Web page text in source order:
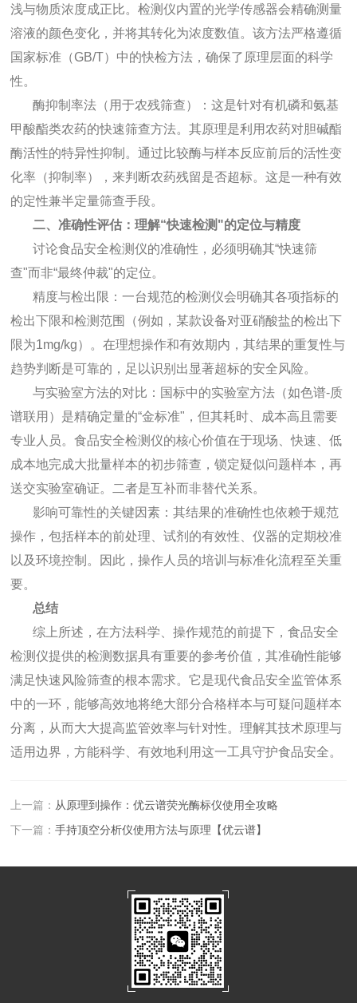
浅与物质浓度成正比。检测仪内置的光学传感器会精确测量
溶液的颜色变化，并将其转化为浓度数值。该方法严格遵循
国家标准（GB/T）中的快检方法，确保了原理层面的科学
性。
酶抑制率法（用于农残筛查）：这是针对有机磷和氨基
甲酸酯类农药的快速筛查方法。其原理是利用农药对胆碱酯
酶活性的特异性抑制。通过比较酶与样本反应前后的活性变
化率（抑制率），来判断农药残留是否超标。这是一种有效
的定性兼半定量筛查手段。
二、准确性评估：理解“快速检测"的定位与精度
讨论食品安全检测仪的准确性，必须明确其“快速筛
查"而非“最终仲裁"的定位。
精度与检出限：一台规范的检测仪会明确其各项指标的
检出下限和检测范围（例如，某款设备对亚硝酸盐的检出下
限为1mg/kg）。在理想操作和有效期内，其结果的重复性与
趋势判断是可靠的，足以识别出显著超标的安全风险。
与实验室方法的对比：国标中的实验室方法（如色谱-质
谱联用）是精确定量的“金标准"，但其耗时、成本高且需要
专业人员。食品安全检测仪的核心价值在于现场、快速、低
成本地完成大批量样本的初步筛查，锁定疑似问题样本，再
送交实验室确证。二者是互补而非替代关系。
影响可靠性的关键因素：其结果的准确性也依赖于规范
操作，包括样本的前处理、试剂的有效性、仪器的定期校准
以及环境控制。因此，操作人员的培训与标准化流程至关重
要。
总结
综上所述，在方法科学、操作规范的前提下，食品安全
检测仪提供的检测数据具有重要的参考价值，其准确性能够
满足快速风险筛查的根本需求。它是现代食品安全监管体系
中的一环，能够高效地将绝大部分合格样本与可疑问题样本
分离，从而大大提高监管效率与针对性。理解其技术原理与
适用边界，方能科学、有效地利用这一工具守护食品安全。
上一篇： 从原理到操作：优云谱荧光酶标仪使用全攻略
下一篇：手持顶空分析仪使用方法与原理【优云谱】